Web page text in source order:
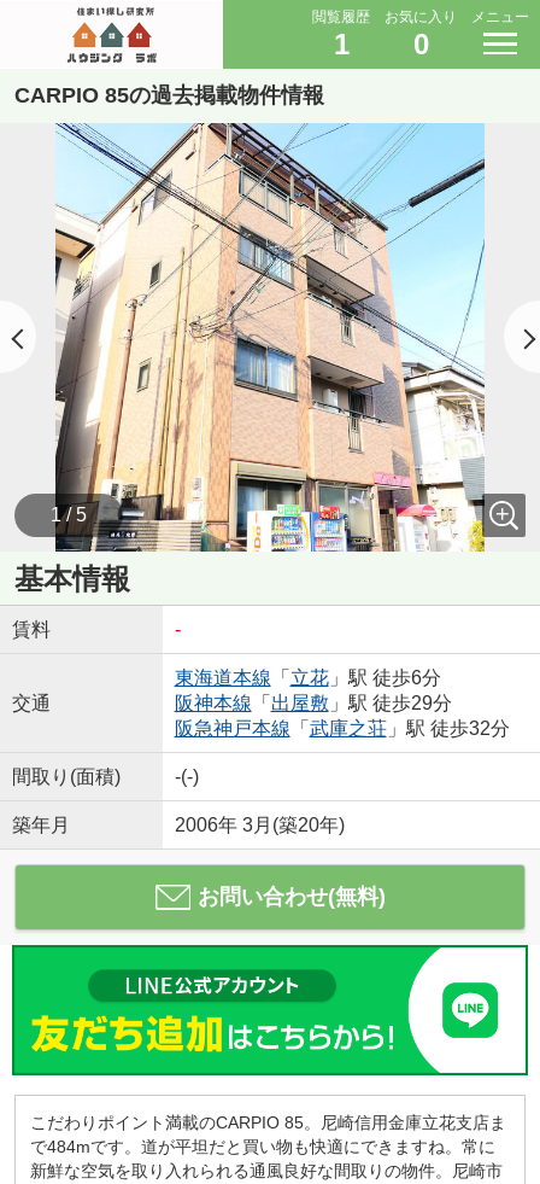
閲覧履歴
1
お気に入り
0
メニュー
CARPIO 85の過去掲載物件情報
1 / 5
基本情報
賃料 -
交通
東海道本線 「 立花」駅 徒歩6分
阪神本線 「 出屋敷 」駅 徒歩29分
阪急神戸本線 「 武庫之荘」駅 徒歩32分
間取り(面積) -(-)
築年月 2006年 3月(築20年)
お問い合わせ(無料)
こだわりポイント満載のCARPIO 85。尼崎信用金庫立花支店ま
で484mです。道が平坦だと買い物も快適にできますね。常に
新鮮な空気を取り入れられる通風良好な間取りの物件。尼崎市